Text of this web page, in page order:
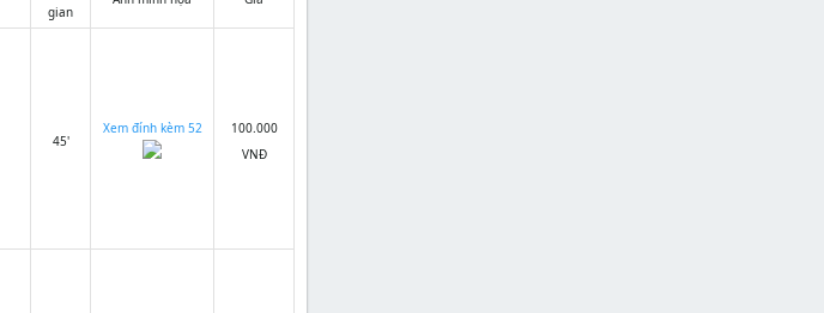
gian
45'
Xem đính kèm 52
100.000
VNĐ